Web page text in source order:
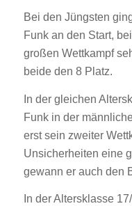
Bei den Jüngsten
Funk an den Start,
großen Wettkampf
beide den 8 Platz.
In der gleichen
Funk in der
erst sein zweiter
Unsicherheiten eine
gewann er auch den
In der Altersklasse